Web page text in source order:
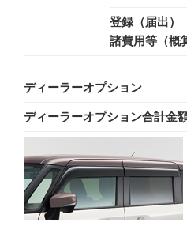
登録（届出）
諸費用等（概
ディーラーオプション
ディーラーオプション合計金